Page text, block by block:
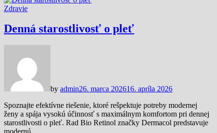
Zdravie
Denná starostlivosť o pleť
by admin26. marca 202616. apríla 2026
Spoznajte efektívne riešenie, ktoré rešpektuje potreby modernej
ženy a spája vysokú účinnosť s maximálnym komfortom pri dennej
starostlivosti o pleť. Rad Bio Retinol značky Dermacol predstavuje